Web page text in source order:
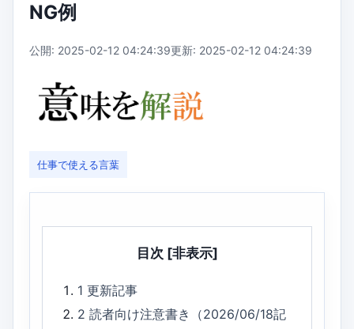
NG例
公開: 2025-02-12 04:24:39更新: 2025-02-12 04:24:39
仕事で使える言葉
目次 [非表示]
1更新記事
2読者向け注意書き（2026/06/18記